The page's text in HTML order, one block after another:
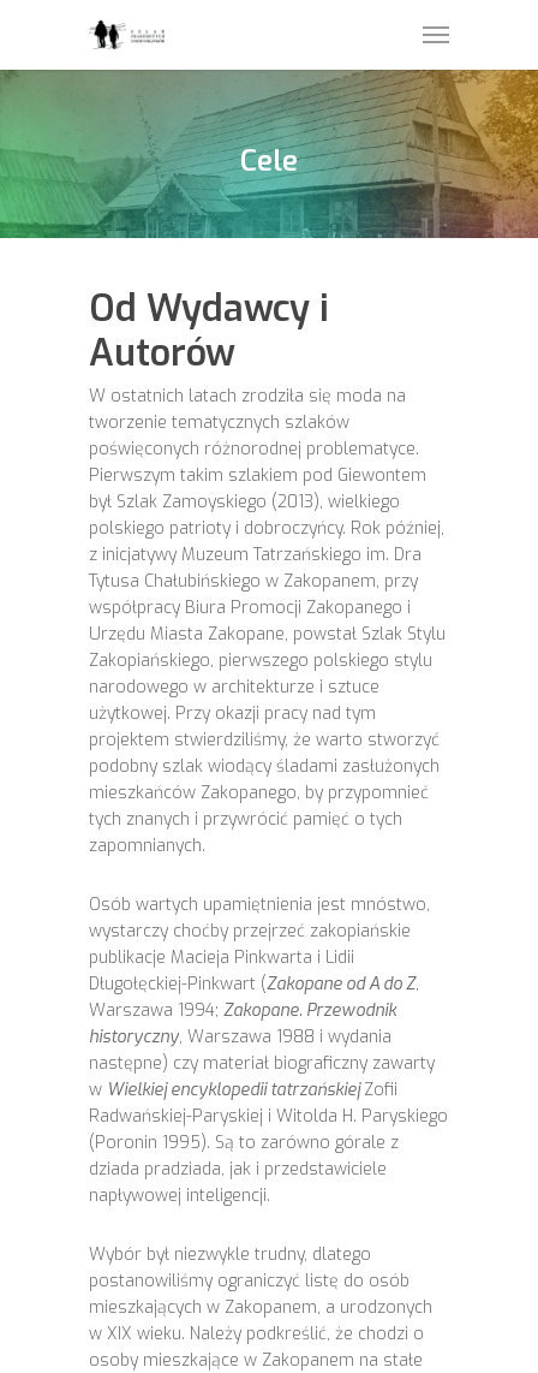
Cele
Od Wydawcy i
Autorów
W ostatnich latach zrodziła się moda na
tworzenie tematycznych szlaków
poświęconych różnorodnej problematyce.
Pierwszym takim szlakiem pod Giewontem
był Szlak Zamoyskiego (2013), wielkiego
polskiego patrioty i dobroczyńcy. Rok później,
z inicjatywy Muzeum Tatrzańskiego im. Dra
Tytusa Chałubińskiego w Zakopanem, przy
współpracy Biura Promocji Zakopanego i
Urzędu Miasta Zakopane, powstał Szlak Stylu
Zakopiańskiego, pierwszego polskiego stylu
narodowego w architekturze i sztuce
użytkowej. Przy okazji pracy nad tym
projektem stwierdziliśmy, że warto stworzyć
podobny szlak wiodący śladami zasłużonych
mieszkańców Zakopanego, by przypomnieć
tych znanych i przywrócić pamięć o tych
zapomnianych.
Osób wartych upamiętnienia jest mnóstwo,
wystarczy choćby przejrzeć zakopiańskie
publikacje Macieja Pinkwarta i Lidii
Długołęckiej-Pinkwart (Zakopane od A do Z,
Warszawa 1994; Zakopane. Przewodnik
historyczny, Warszawa 1988 i wydania
następne) czy materiał biograficzny zawarty
w Wielkiej encyklopedii tatrzańskiejZofii
Radwańskiej-Paryskiej i Witolda H. Paryskiego
(Poronin 1995). Są to zarówno górale z
dziada pradziada, jak i przedstawiciele
napływowej inteligencji.
Wybór był niezwykle trudny, dlatego
postanowiliśmy ograniczyć listę do osób
mieszkających w Zakopanem, a urodzonych
w XIX wieku. Należy podkreślić, że chodzi o
osoby mieszkające w Zakopanem na stałe